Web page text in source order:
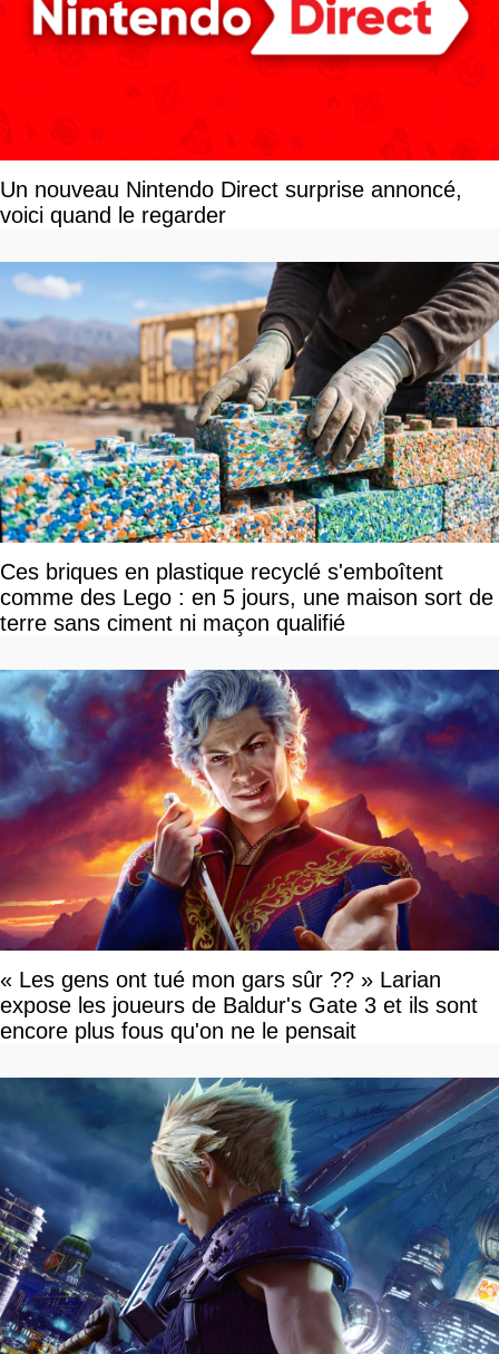
Un nouveau Nintendo Direct surprise annoncé,
voici quand le regarder
Ces briques en plastique recyclé s'emboîtent
comme des Lego : en 5 jours, une maison sort de
terre sans ciment ni maçon qualifié
« Les gens ont tué mon gars sûr ?? » Larian
expose les joueurs de Baldur's Gate 3 et ils sont
encore plus fous qu'on ne le pensait